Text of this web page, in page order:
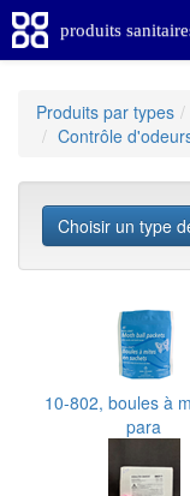
produits
Produits par types
Contrôle
Choisir un type
10-802, boules à
para